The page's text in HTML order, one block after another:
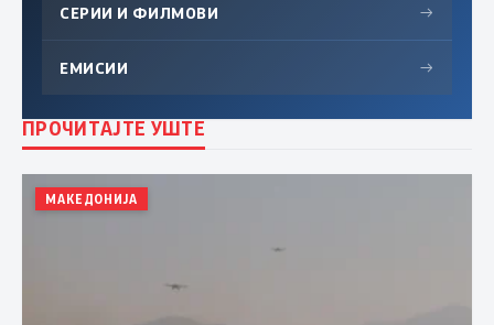
СЕРИИ И ФИЛМОВИ →
ЕМИСИИ →
ПРОЧИТАЈТЕ УШТЕ
МАКЕДОНИЈА